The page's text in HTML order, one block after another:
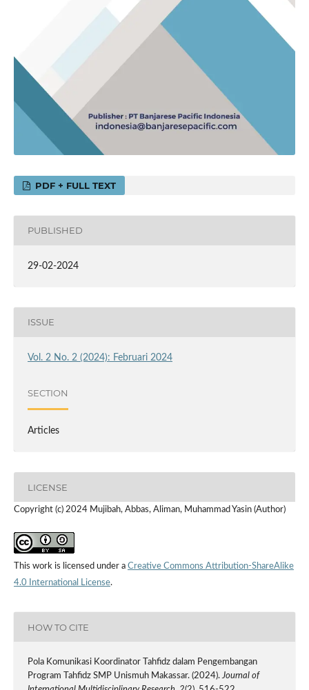
PDF + FULL TEXT
PUBLISHED
29-02-2024
ISSUE
Vol. 2 No. 2 (2024): Februari 2024
SECTION
Articles
LICENSE
Copyright (c) 2024 Mujibah, Abbas, Aliman, Muhammad Yasin (Author)
This work is licensed under a Creative Commons Attribution-ShareAlike
4.0 International License.
HOW TO CITE
Pola Komunikasi Koordinator Tahfidz dalam Pengembangan
Program Tahfidz SMP Unismuh Makassar. (2024).Journal of